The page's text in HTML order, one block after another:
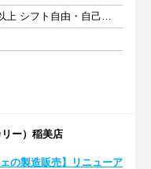
週5日以上 1日8時間以上 シフト自由・自己申告
ー）稲美店
の製造販売】リニューア